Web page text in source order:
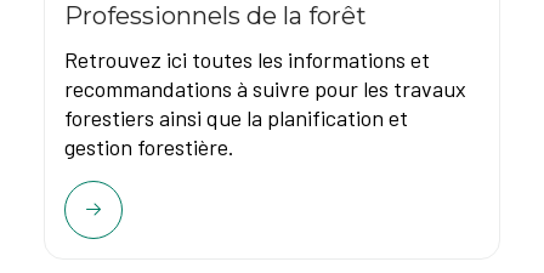
Professionnels de la forêt
Retrouvez ici toutes les informations et
recommandations à suivre pour les travaux
forestiers ainsi que la planification et
gestion forestière.